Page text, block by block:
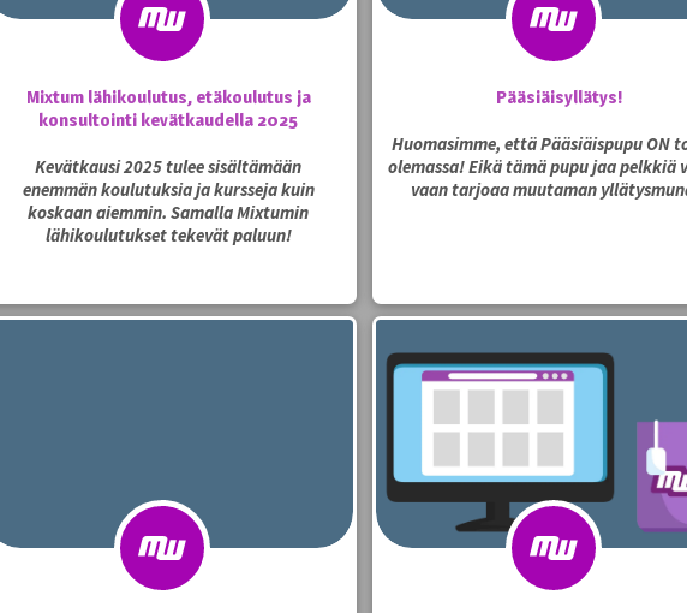
Mixtum lähikoulutus, etäkoulutus ja
konsultointi kevätkaudella 2025
Kevätkausi 2025 tulee sisältämään
enemmän koulutuksia ja kursseja kuin
koskaan aiemmin. Samalla Mixtumin
lähikoulutukset tekevät paluun!
Pääsiäisyllätys!
Huomasimme, että Pääsiäispupu ON
olemassa! Eikä tämä pupu jaa pelkkiä
vaan tarjoaa muutaman